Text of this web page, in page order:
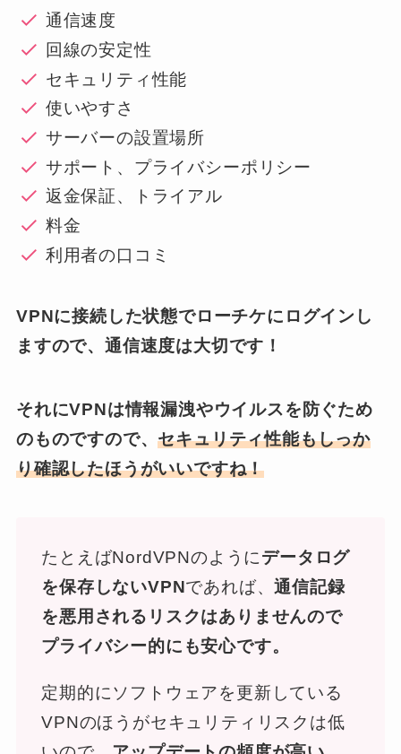
通信速度
回線の安定性
セキュリティ性能
使いやすさ
サーバーの設置場所
サポート、プライバシーポリシー
返金保証、トライアル
料金
利用者の口コミ
VPNに接続した状態でローチケにログインし
ますので、通信速度は大切です！
それにVPNは情報漏洩やウイルスを防ぐため
のものですので、セキュリティ性能もしっか
り確認したほうがいいですね！
たとえばNordVPNのようにデータログ
を保存しないVPNであれば、通信記録
を悪用されるリスクはありませんので
プライバシー的にも安心です。
定期的にソフトウェアを更新している
VPNのほうがセキュリティリスクは低